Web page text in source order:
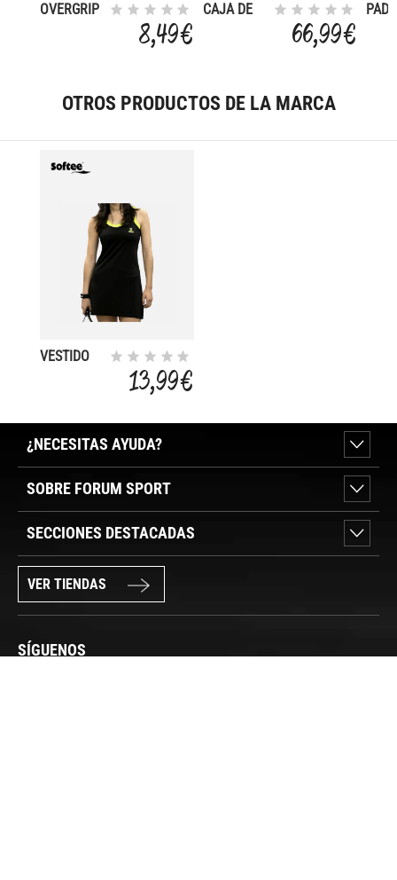
OVERGRIP
8,49 €
CAJA DE
66,99 €
OTROS PRODUCTOS DE LA MARCA
VESTIDO
13,99 €
¿NECESITAS AYUDA?
SOBRE FORUM SPORT
SECCIONES DESTACADAS
VER TIENDAS
SÍGUENOS